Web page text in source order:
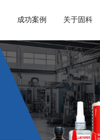
成功案例 关于固科